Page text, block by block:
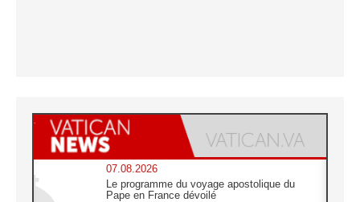
07.08.2026
Le programme du voyage apostolique du
Pape en France dévoilé